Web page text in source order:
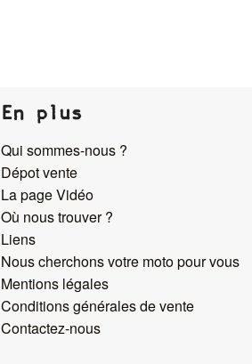
En plus
Qui sommes-nous ?
Dépot vente
La page Vidéo
Où nous trouver ?
Liens
Nous cherchons votre moto pour vous
Mentions légales
Conditions générales de vente
Contactez-nous